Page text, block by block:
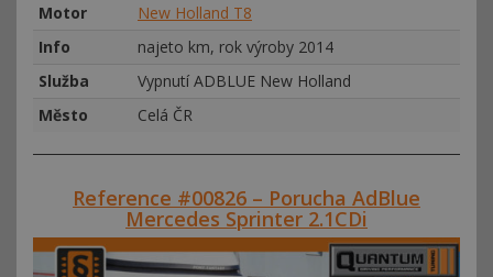
Motor
New Holland T8
Info
najeto km, rok výroby 2014
Služba
Vypnutí ADBLUE New Holland
Město
Celá ČR
Reference #00826 – Porucha AdBlue
Mercedes Sprinter 2.1CDi